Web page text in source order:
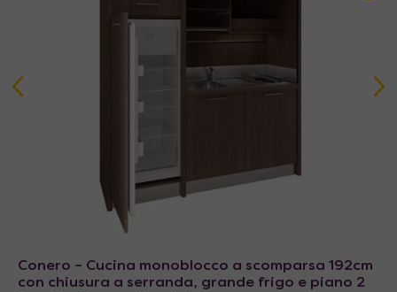
Conero – Cucina monoblocco a scomparsa 192cm
con chiusura a serranda, grande frigo e piano 2